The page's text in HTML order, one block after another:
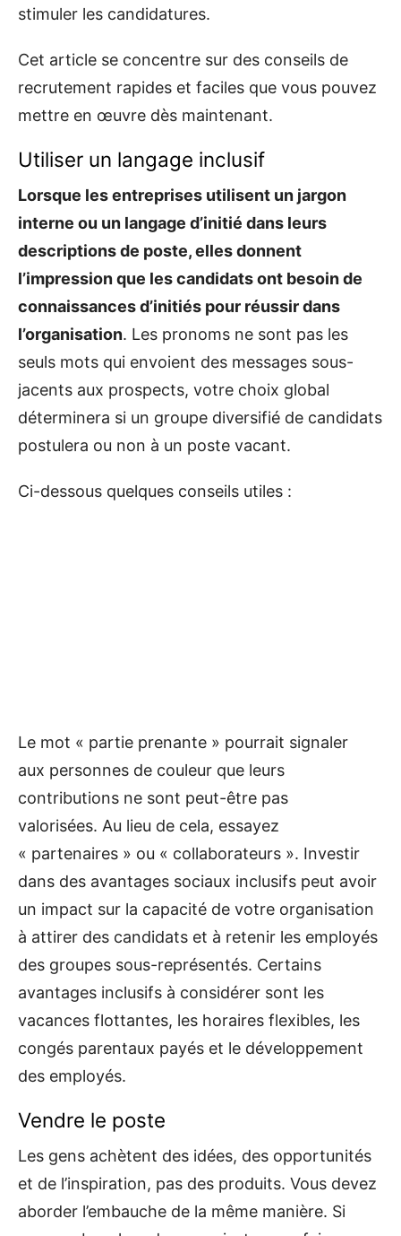
stimuler les candidatures.
Cet article se concentre sur des conseils de
recrutement rapides et faciles que vous pouvez
mettre en œuvre dès maintenant.
Utiliser un langage inclusif
Lorsque les entreprises utilisent un jargon
interne ou un langage d’initié dans leurs
descriptions de poste, elles donnent
l’impression que les candidats ont besoin de
connaissances d’initiés pour réussir dans
l’organisation. Les pronoms ne sont pas les
seuls mots qui envoient des messages sous-
jacents aux prospects, votre choix global
déterminera si un groupe diversifié de candidats
postulera ou non à un poste vacant.
Ci-dessous quelques conseils utiles :
Le mot « partie prenante » pourrait signaler
aux personnes de couleur que leurs
contributions ne sont peut-être pas
valorisées. Au lieu de cela, essayez
« partenaires » ou « collaborateurs ». Investir
dans des avantages sociaux inclusifs peut avoir
un impact sur la capacité de votre organisation
à attirer des candidats et à retenir les employés
des groupes sous-représentés. Certains
avantages inclusifs à considérer sont les
vacances flottantes, les horaires flexibles, les
congés parentaux payés et le développement
des employés.
Vendre le poste
Les gens achètent des idées, des opportunités
et de l’inspiration, pas des produits. Vous devez
aborder l’embauche de la même manière. Si